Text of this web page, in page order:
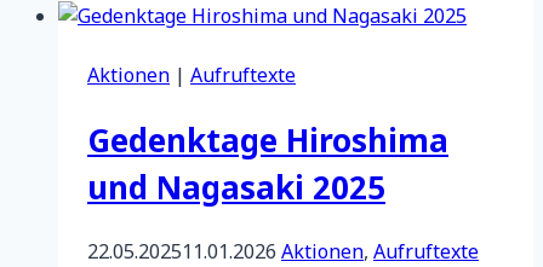
Kastel
Lebenslaute
Aktionen | Aufruftexte
Gedenktage Hiroshima
und Nagasaki 2025
22.05.202511.01.2026 Aktionen, Aufruftexte